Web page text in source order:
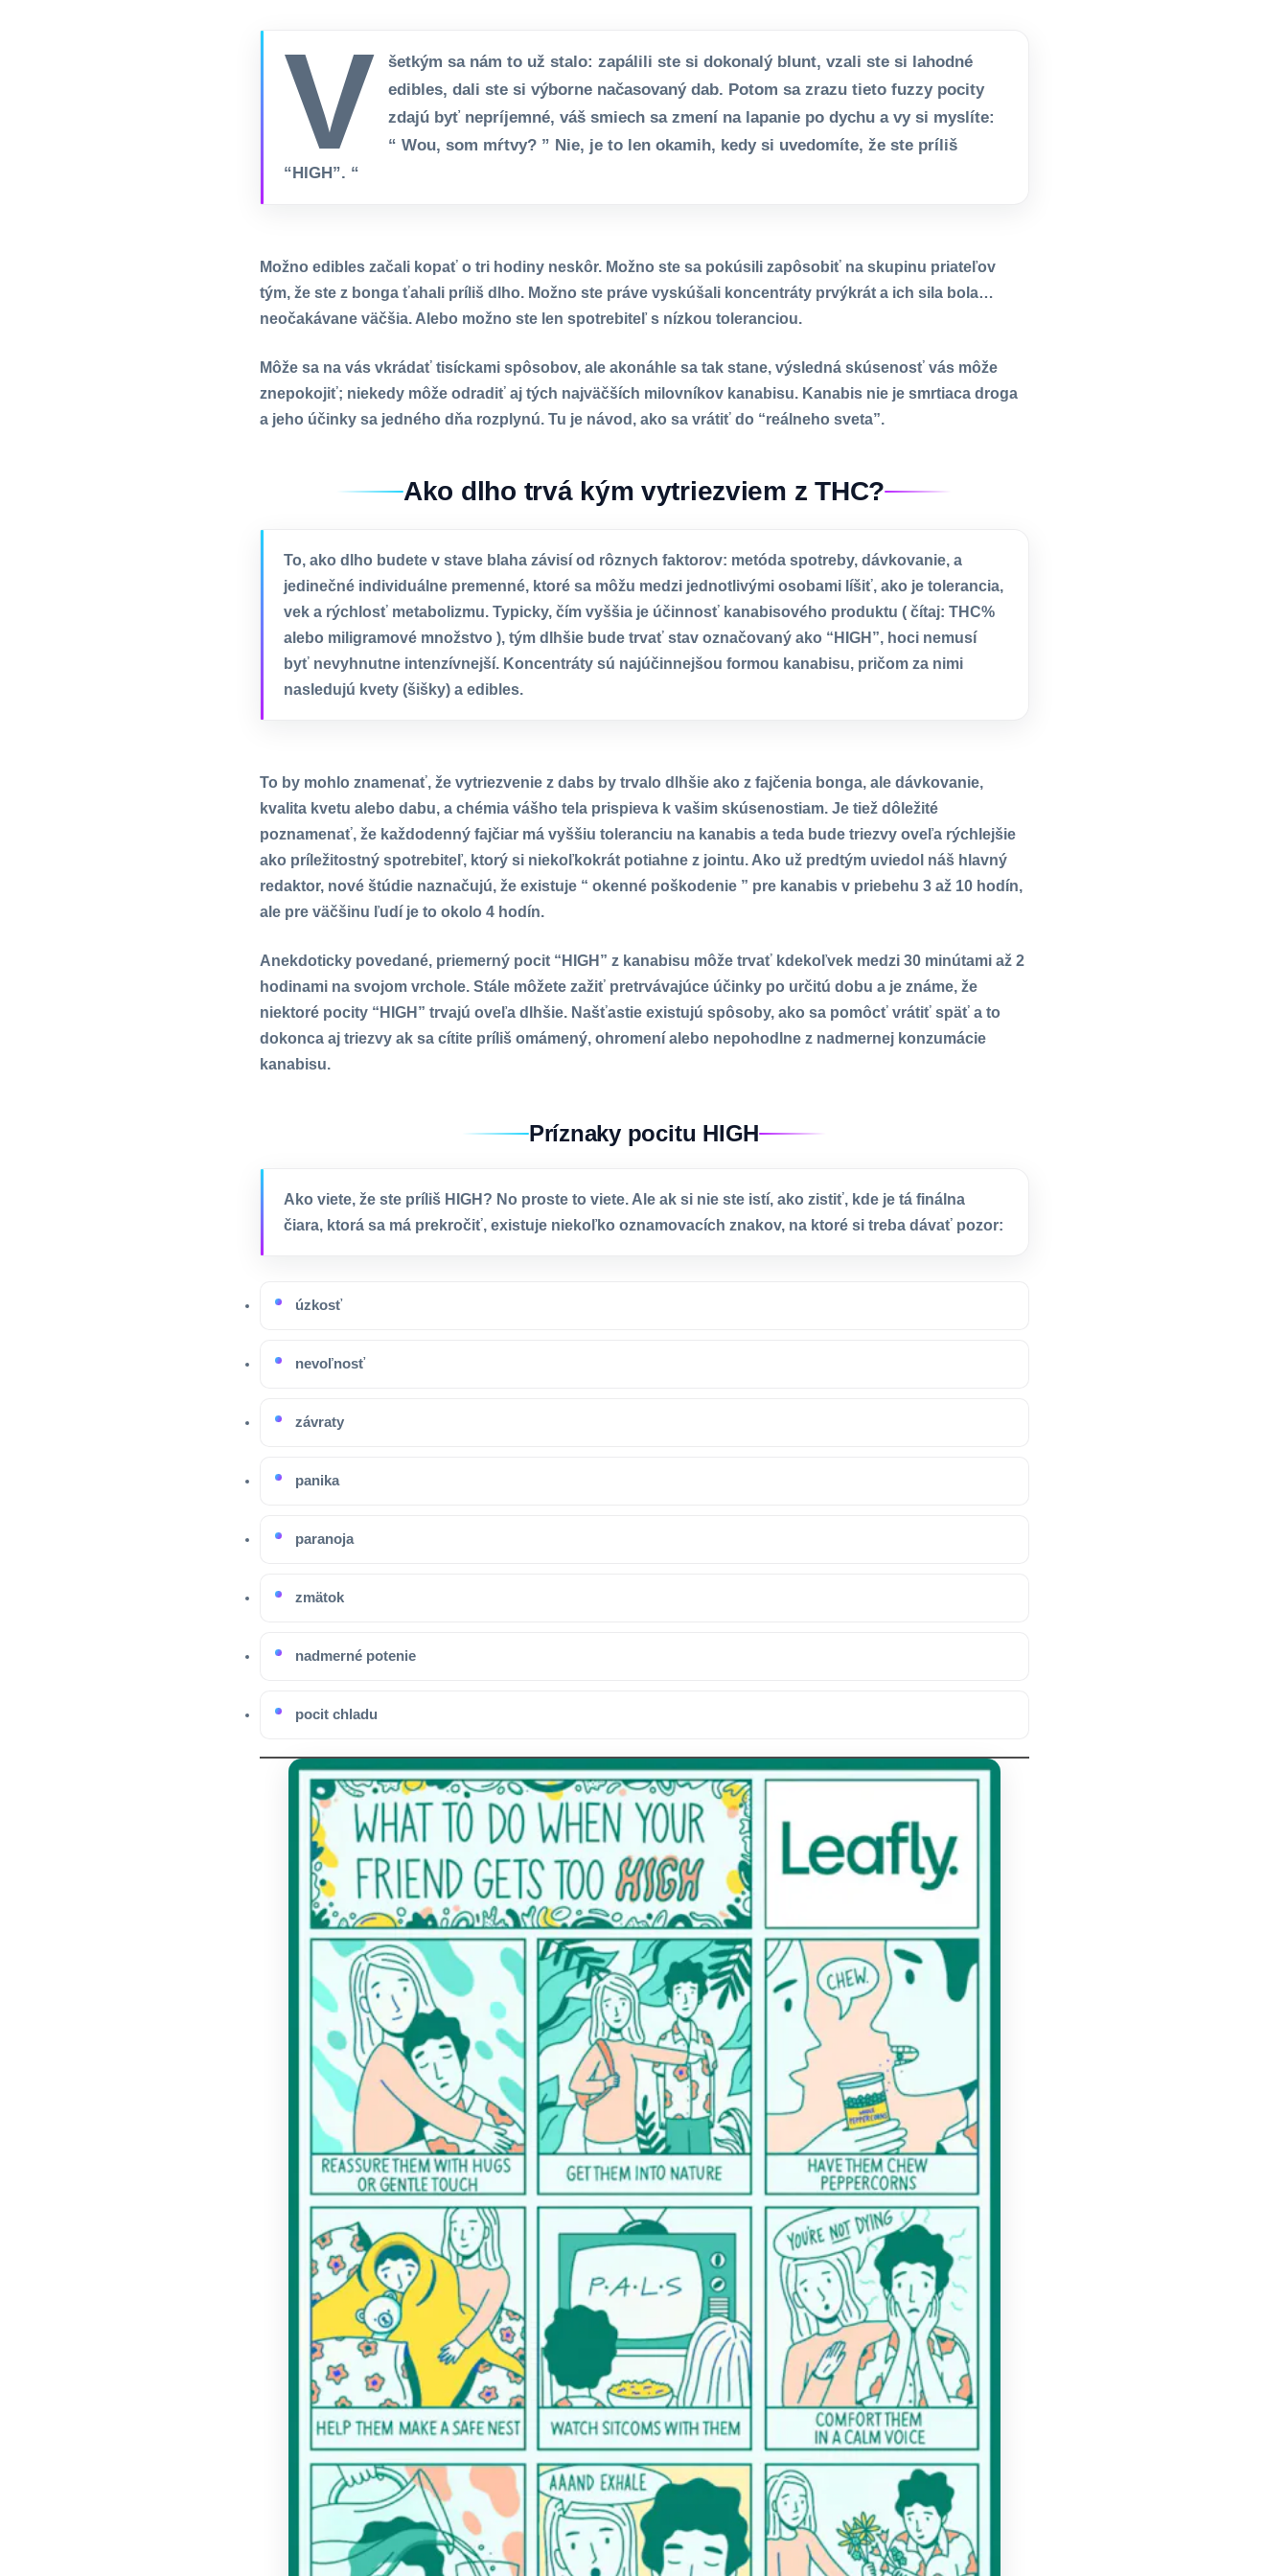
V
šetkým sa nám to už stalo: zapálili ste si dokonalý blunt, vzali ste si lahodné
edibles, dali ste si výborne načasovaný dab. Potom sa zrazu tieto fuzzy pocity
zdajú byť nepríjemné, váš smiech sa zmení na lapanie po dychu a vy si myslíte:
“ Wou, som mŕtvy? ” Nie, je to len okamih, kedy si uvedomíte, že ste príliš
“HIGH”. “
Možno edibles začali kopať o tri hodiny neskôr. Možno ste sa pokúsili zapôsobiť na skupinu priateľov
tým, že ste z bonga ťahali príliš dlho. Možno ste práve vyskúšali koncentráty prvýkrát a ich sila bola…
neočakávane väčšia. Alebo možno ste len spotrebiteľ s nízkou toleranciou.
Môže sa na vás vkrádať tisíckami spôsobov, ale akonáhle sa tak stane, výsledná skúsenosť vás môže
znepokojiť; niekedy môže odradiť aj tých najväčších milovníkov kanabisu. Kanabis nie je smrtiaca droga
a jeho účinky sa jedného dňa rozplynú. Tu je návod, ako sa vrátiť do “reálneho sveta”.
Ako dlho trvá kým vytriezviem z THC?
To, ako dlho budete v stave blaha závisí od rôznych faktorov: metóda spotreby, dávkovanie, a
jedinečné individuálne premenné, ktoré sa môžu medzi jednotlivými osobami líšiť, ako je tolerancia,
vek a rýchlosť metabolizmu. Typicky, čím vyššia je účinnosť kanabisového produktu ( čítaj: THC%
alebo miligramové množstvo ), tým dlhšie bude trvať stav označovaný ako “HIGH”, hoci nemusí
byť nevyhnutne intenzívnejší. Koncentráty sú najúčinnejšou formou kanabisu, pričom za nimi
nasledujú kvety (šišky) a edibles.
To by mohlo znamenať, že vytriezvenie z dabs by trvalo dlhšie ako z fajčenia bonga, ale dávkovanie,
kvalita kvetu alebo dabu, a chémia vášho tela prispieva k vašim skúsenostiam. Je tiež dôležité
poznamenať, že každodenný fajčiar má vyššiu toleranciu na kanabis a teda bude triezvy oveľa rýchlejšie
ako príležitostný spotrebiteľ, ktorý si niekoľkokrát potiahne z jointu. Ako už predtým uviedol náš hlavný
redaktor, nové štúdie naznačujú, že existuje “ okenné poškodenie ” pre kanabis v priebehu 3 až 10 hodín,
ale pre väčšinu ľudí je to okolo 4 hodín.
Anekdoticky povedané, priemerný pocit “HIGH” z kanabisu môže trvať kdekoľvek medzi 30 minútami až 2
hodinami na svojom vrchole. Stále môžete zažiť pretrvávajúce účinky po určitú dobu a je známe, že
niektoré pocity “HIGH” trvajú oveľa dlhšie. Našťastie existujú spôsoby, ako sa pomôcť vrátiť späť a to
dokonca aj triezvy ak sa cítite príliš omámený, ohromení alebo nepohodlne z nadmernej konzumácie
kanabisu.
Príznaky pocitu HIGH
Ako viete, že ste príliš HIGH? No proste to viete. Ale ak si nie ste istí, ako zistiť, kde je tá finálna
čiara, ktorá sa má prekročiť, existuje niekoľko oznamovacích znakov, na ktoré si treba dávať pozor:
úzkosť
nevoľnosť
závraty
panika
paranoja
zmätok
nadmerné potenie
pocit chladu